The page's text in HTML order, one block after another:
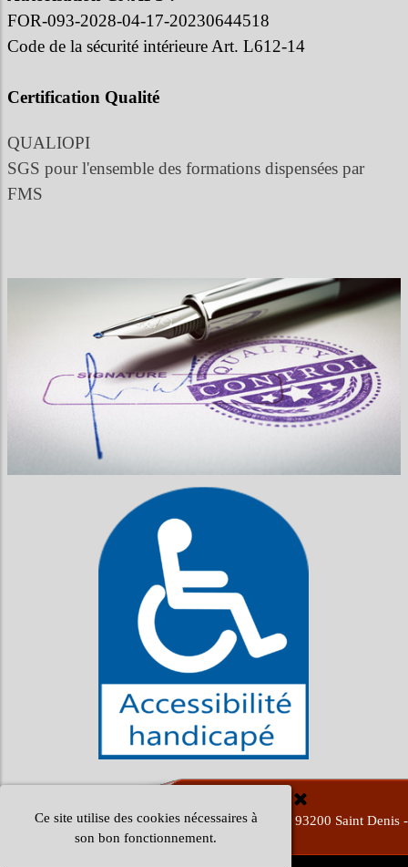
Ce site utilise des cookies nécessaires à
son bon fonctionnement.
FOR-093-2028-04-17-20230644518
Code de la sécurité intérieure Art. L612-14
Certification Qualité
QUALIOPI
SGS pour l'ensemble des formations dispensées par
FMS
FMS - 175 Boulevard Anatole France, 93200 Saint Denis